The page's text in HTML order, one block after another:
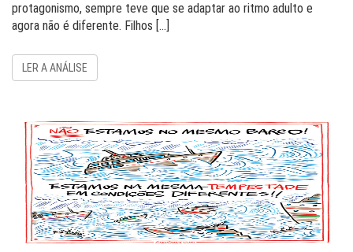
protagonismo, sempre teve que se adaptar ao ritmo adulto e
agora não é diferente. Filhos […]
LER A ANÁLISE